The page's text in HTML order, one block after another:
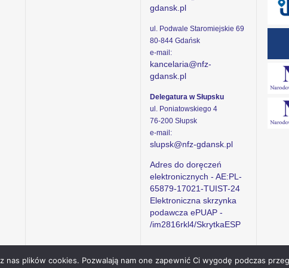
gdansk.pl
ul. Podwale Staromiejskie 69
80-844 Gdańsk
e-mail:
kancelaria@nfz-
gdansk.pl
Delegatura w Słupsku
ul. Poniatowskiego 4
76-200 Słupsk
e-mail:
slupsk@nfz-gdansk.pl
Adres do doręczeń
elektronicznych - AE:PL-
65879-17021-TUIST-24
Elektroniczna skrzynka
podawcza ePUAP -
/im2816rkl4/SkrytkaESP
plików cookies. Pozwalają nam one zapewnić Ci wygodę podczas